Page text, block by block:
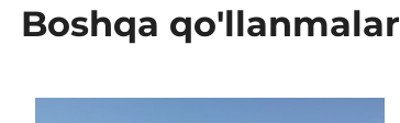
Boshqa qo'llanmalar